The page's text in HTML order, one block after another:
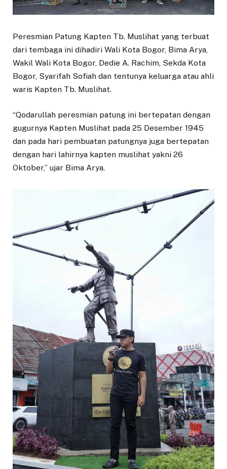
Peresmian Patung Kapten Tb. Muslihat yang terbuat
dari tembaga ini dihadiri Wali Kota Bogor, Bima Arya,
Wakil Wali Kota Bogor, Dedie A. Rachim, Sekda Kota
Bogor, Syarifah Sofiah dan tentunya keluarga atau ahli
waris Kapten Tb. Muslihat.
“Qodarullah peresmian patung ini bertepatan dengan
gugurnya Kapten Muslihat pada 25 Desember 1945
dan pada hari pembuatan patungnya juga bertepatan
dengan hari lahirnya kapten muslihat yakni 26
Oktober,” ujar Bima Arya.